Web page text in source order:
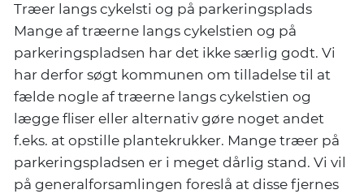
Træer langs cykelsti og på parkeringsplads
Mange af træerne langs cykelstien og på
parkeringspladsen har det ikke særlig godt. Vi
har derfor søgt kommunen om tilladelse til at
fælde nogle af træerne langs cykelstien og
lægge fliser eller alternativ gøre noget andet
f.eks. at opstille plantekrukker. Mange træer på
parkeringspladsen er i meget dårlig stand. Vi vil
på generalforsamlingen foreslå at disse fjernes